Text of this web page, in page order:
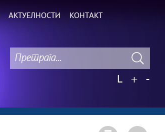
АКТУЕЛНОСТИ КОНТАКТ
L
+ -